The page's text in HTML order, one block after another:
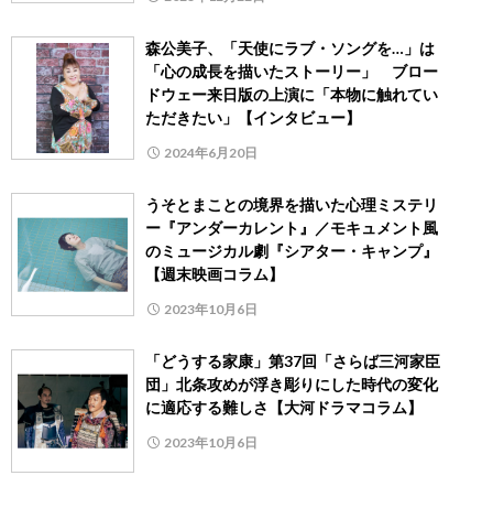
森公美子、「天使にラブ・ソングを…」は
「心の成長を描いたストーリー」 ブロー
ドウェー来日版の上演に「本物に触れてい
ただきたい」【インタビュー】
2024年6月20日
うそとまことの境界を描いた心理ミステリ
ー『アンダーカレント』／モキュメント風
のミュージカル劇『シアター・キャンプ』
【週末映画コラム】
2023年10月6日
「どうする家康」第37回「さらば三河家臣
団」北条攻めが浮き彫りにした時代の変化
に適応する難しさ【大河ドラマコラム】
2023年10月6日